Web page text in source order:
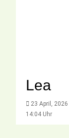
Lea
23 April, 2026
14:04 Uhr